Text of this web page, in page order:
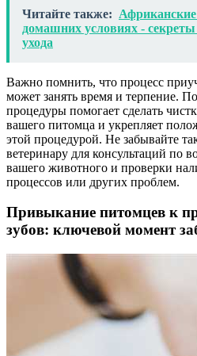
Читайте также:
домашних условиях -
ухода
Важно помнить, что процесс
может занять время и терпение.
процедуры помогает сделать
вашего питомца и укрепляет
этой процедурой. Не забывайте
ветеринару для консультаций по
вашего животного и проверки
процессов или других проблем.
Привыкание питомцев к
зубов: ключевой момент